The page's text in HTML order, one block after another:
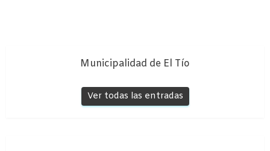
Municipalidad de El Tío
Ver todas las entradas